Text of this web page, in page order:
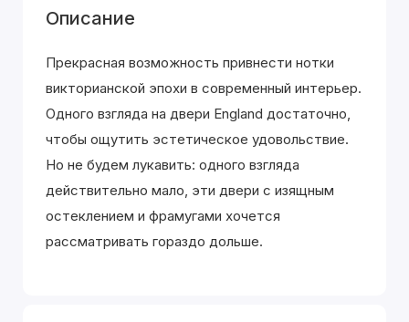
Описание
Прекрасная возможность привнести нотки
викторианской эпохи в современный интерьер.
Одного взгляда на двери England достаточно,
чтобы ощутить эстетическое удовольствие.
Но не будем лукавить: одного взгляда
действительно мало, эти двери с изящным
остеклением и фрамугами хочется
рассматривать гораздо дольше.